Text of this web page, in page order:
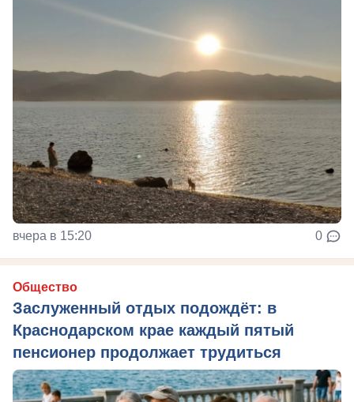
вчера в 15:20 0
Общество
Заслуженный отдых подождёт: в
Краснодарском крае каждый пятый
пенсионер продолжает трудиться